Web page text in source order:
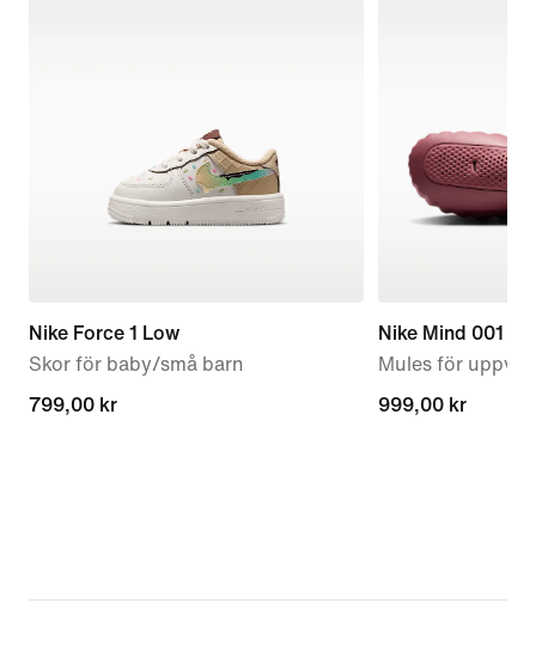
Nike Force 1 Low
Skor för baby/små barn
799,00 kr
799,00 kr
Nike Mind 001
Mules för
999,00 kr
999,00 kr